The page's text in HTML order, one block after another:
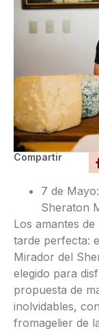
Compartir
7 de
Sheraton
Los amantes
tarde perfecta:
Mirador del
elegido para
propuesta de
inolvidables,
fromagelier de